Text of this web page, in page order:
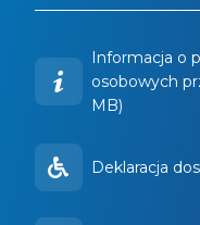
Informacja o
osobowych
MB)
Deklaracja